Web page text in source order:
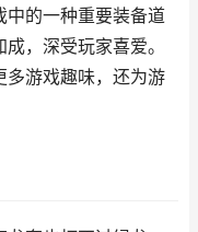
中的一种重要装备道
，深受玩家喜爱。
多游戏趣味，还为游